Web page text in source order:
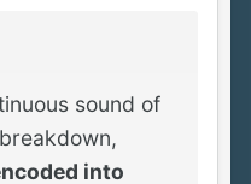
sound of
into